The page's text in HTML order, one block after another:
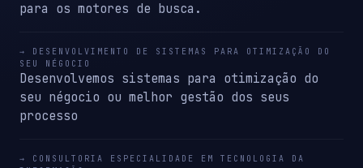
para os motores de busca.
→ DESENVOLVIMENTO DE SISTEMAS PARA OTIMIZAÇÃO DO
SEU NÉGOCIO
Desenvolvemos sistemas para otimização do
seu négocio ou melhor gestão dos seus
processo
→ CONSULTORIA ESPECIALIDADE EM TECNOLOGIA DA